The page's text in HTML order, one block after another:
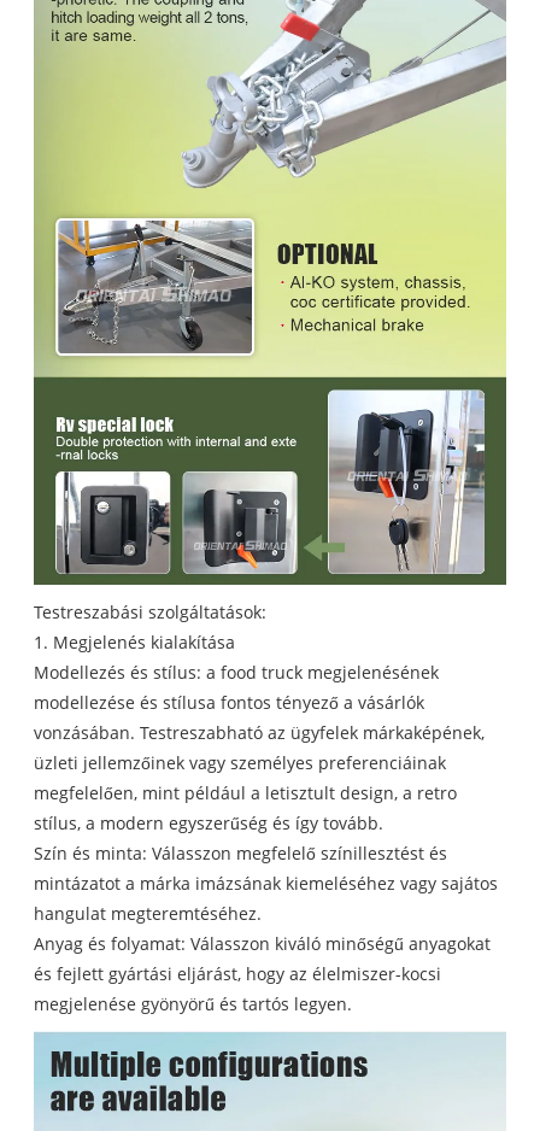
Testreszabási szolgáltatások:
1. Megjelenés kialakítása
Modellezés és stílus: a food truck megjelenésének
modellezése és stílusa fontos tényező a vásárlók
vonzásában. Testreszabható az ügyfelek márkaképének,
üzleti jellemzőinek vagy személyes preferenciáinak
megfelelően, mint például a letisztult design, a retro
stílus, a modern egyszerűség és így tovább.
Szín és minta: Válasszon megfelelő színillesztést és
mintázatot a márka imázsának kiemeléséhez vagy sajátos
hangulat megteremtéséhez.
Anyag és folyamat: Válasszon kiváló minőségű anyagokat
és fejlett gyártási eljárást, hogy az élelmiszer-kocsi
megjelenése gyönyörű és tartós legyen.